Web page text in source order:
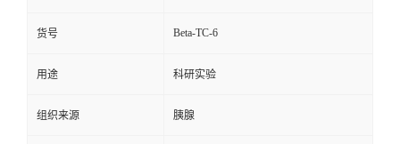
货号 Beta-TC-6
用途 科研实验
组织来源 胰腺